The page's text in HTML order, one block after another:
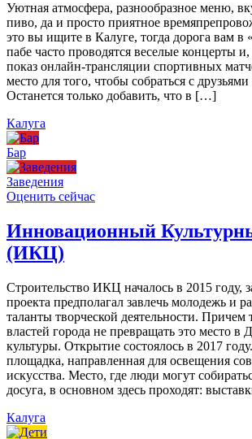
Уютная атмосфера, разнообразное меню,
пиво, да и просто приятное
это вы ищите в Калуге, тогда дорога вам в
пабе часто проводятся веселые концерты
показ онлайн-трансляции спортивных
место для того, чтобы собраться с
Останется только добавить, что в […]
Калуга
Бар
Заведения
Оценить сейчас
Инновационный
(ИКЦ)
Строительство ИКЦ началось в 2015 году,
проекта предполагал завлечь молодежь и
таланты творческой деятельности. Причем
властей города не превращать это место в
культуры. Открытие состоялось в 2017
площадка, направленная для освещения
искусства. Место, где люди могут
досуга, в основном здесь проходят:
Калуга